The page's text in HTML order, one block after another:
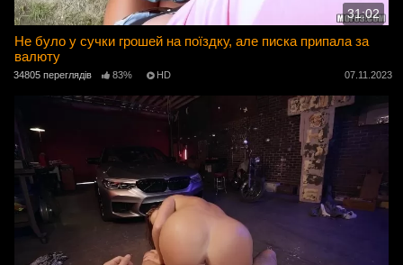
31:02
Не було у сучки грошей на поїздку, але писка припала за
валюту
34805 переглядів 83% HD 07.11.2023